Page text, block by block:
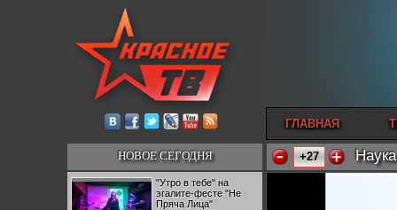
ГЛАВНАЯ
НОВОЕ СЕГОДНЯ
"Утро в тебе" на
эгалите-фесте "Не
Пряча Лица"
+27